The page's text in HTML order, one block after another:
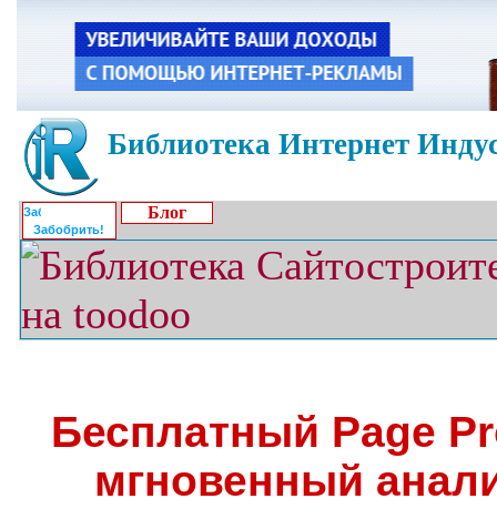
Библиотека Интернет
Забобрить!
Блог
Бесплатный Page
мгновенный